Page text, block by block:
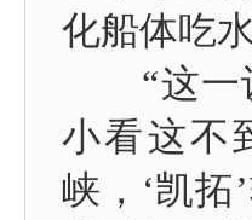
化船体吃
“这一设
小看这不
峡，‘凯拓